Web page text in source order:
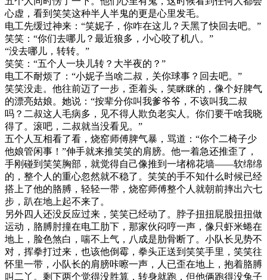
心虚，看到笑笑这种半人半鬼的更是心里发毛。
电工先缓过神来：“笑妮子，你咋在这儿？天黑了快回去吧。”
笑笑：“你们去哪儿？最近狼多，小心咬了机八。”
“没去哪儿，转转。”
笑笑：“五个人一块儿转？大半夜的？”
电工不耐烦了：“小妮子当啥二叔，关你球事？回去吧。”
笑笑没走。他往前迈了一步，歪着头，笑眯眯的，像个好脾气
的漂亮姑娘。她说：“按辈分你叫我爹爷爷，不该叫我二叔
吗？二叔这人毛病多，见不得人欺负老实人。你们要干啥我晓
得了。滚吧，二叔就当没看见。”
五个人互相看了看，烧窑师傅脾气暴，骂道：“你个二椅子少
他娘管闲事！”伸手就来推笑笑的肩膀。他一着急还推歪了，
手刚碰到笑笑胸部，就觉得自己像推到一堵棉花墙——软绵绵
的，整个人的重心忽然就不稳了。笑笑的手不知什么时候已经
搭上了他的胳膊，轻轻一带，烧窑师傅整个人就朝前摔出六七
步，趴在地上起不来了。
另外四人还没反应过来，笑笑已经动了。脖子扭扭屁股扭扭做
运动，胳膊肘撞在电工肋下，那家伙闷哼一声，像只虾米蜷在
地上，脸色煞白，喘不上气，八成是肋骨断了。小队长见势不
对，挥拳打过来，也该他倒霉，拳头正送到笑笑手里，笑笑往
怀里一带，小队长的肩膀咔嚓一声，人已歪在地上，抱着胳膊
叫二丫。剩下两个觉得没胜算，转身就跑，但他俩跑得没兔子